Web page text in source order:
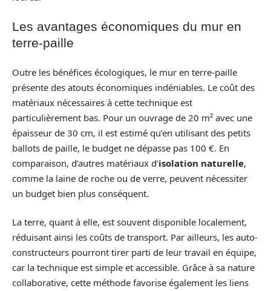
Les avantages économiques du mur en
terre-paille
Outre les bénéfices écologiques, le mur en terre-paille
présente des atouts économiques indéniables. Le coût des
matériaux nécessaires à cette technique est
particulièrement bas. Pour un ouvrage de 20 m² avec une
épaisseur de 30 cm, il est estimé qu’en utilisant des petits
ballots de paille, le budget ne dépasse pas 100 €. En
comparaison, d’autres matériaux d’isolation naturelle,
comme la laine de roche ou de verre, peuvent nécessiter
un budget bien plus conséquent.
La terre, quant à elle, est souvent disponible localement,
réduisant ainsi les coûts de transport. Par ailleurs, les auto-
constructeurs pourront tirer parti de leur travail en équipe,
car la technique est simple et accessible. Grâce à sa nature
collaborative, cette méthode favorise également les liens